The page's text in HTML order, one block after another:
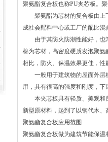
聚氨酯复合板也称PU夹芯板。
聚氨酯为芯材的复合板由上下
成社会配料中心或工厂的配比
由于其防火防潮性能好，也常
棉为芯材，高密度硬质发泡聚
相比，防火、保温效果更佳，
一般用于建筑物的屋面外层板
用，具有很高的强度和刚度，
本夹芯板具有轻质、美观和良
新型原材料，起到了以钢代木
聚氨酯复合板应用范围
聚氨酯复合板做为建筑节能保